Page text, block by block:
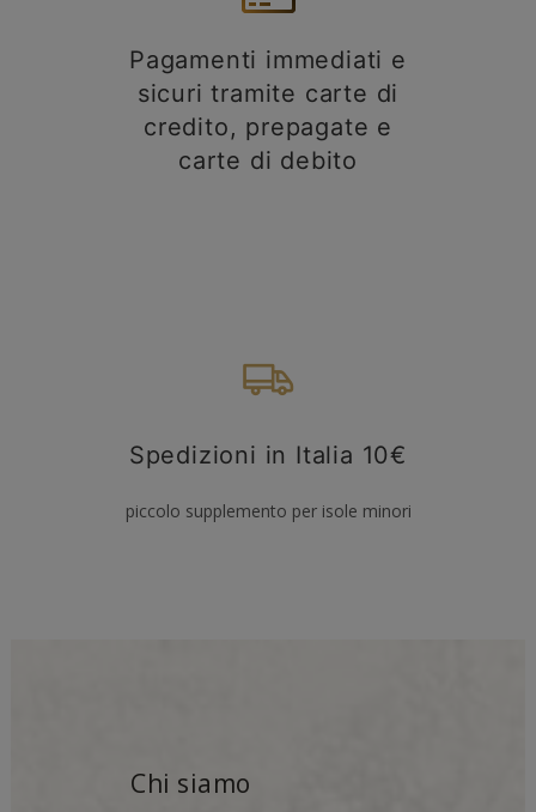
Pagamenti immediati e
sicuri tramite carte di
credito, prepagate e
carte di debito
Spedizioni in Italia 10€
piccolo supplemento per isole minori
Chi siamo